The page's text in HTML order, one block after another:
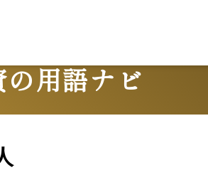
の用語ナビ